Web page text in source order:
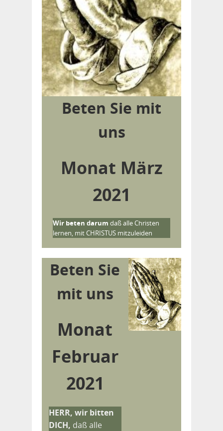
Beten Sie mit
uns
Monat März
2021
Wir beten darumdaß alle Christen
lernen, mit CHRISTUS mitzuleiden
Beten Sie
mit uns
Monat
Februar
2021
HERR, wir bitten
DICH, daß alle